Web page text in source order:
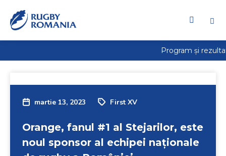
martie 13, 2023 First XV
Orange, fanul #1 al Stejarilor, este
noul sponsor al echipei naționale